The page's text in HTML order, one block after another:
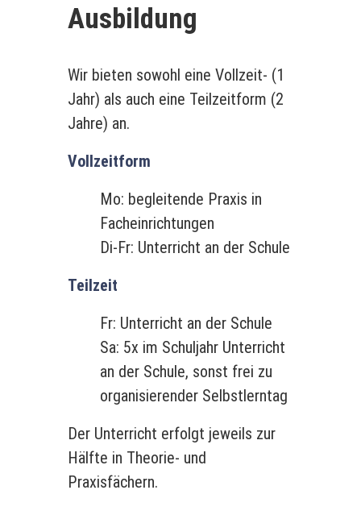
Ausbildung
Wir bieten sowohl eine Vollzeit- (1
Jahr) als auch eine Teilzeitform (2
Jahre) an.
Vollzeitform
Mo: begleitende Praxis in
Facheinrichtungen
Di-Fr: Unterricht an der Schule
Teilzeit
Fr: Unterricht an der Schule
Sa: 5x im Schuljahr Unterricht
an der Schule, sonst frei zu
organisierender Selbstlerntag
Der Unterricht erfolgt jeweils zur
Hälfte in Theorie- und
Praxisfächern.